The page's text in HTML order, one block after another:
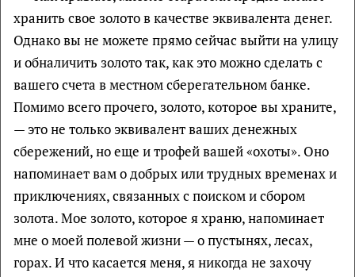
хранить свое золото в качестве эквивалента денег.
Однако вы не можете прямо сейчас выйти на улицу
и обналичить золото так, как это можно сделать с
вашего счета в местном сберегательном банке.
Помимо всего прочего, золото, которое вы храните,
— это не только эквивалент ваших денежных
сбережений, но еще и трофей вашей «охоты». Оно
напоминает вам о добрых или трудных временах и
приключениях, связанных с поиском и сбором
золота. Мое золото, которое я храню, напоминает
мне о моей полевой жизни — о пустынях, лесах,
горах. И что касается меня, я никогда не захочу